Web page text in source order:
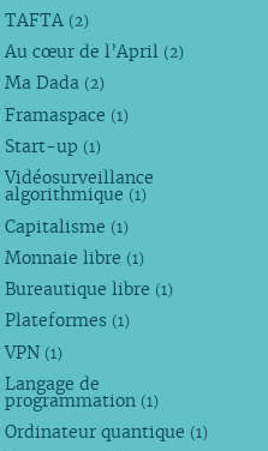
TAFTA (2)
Au cœur de l’April (2)
Ma Dada (2)
Framaspace (1)
Start-up (1)
Vidéosurveillance
algorithmique (1)
Capitalisme (1)
Monnaie libre (1)
Bureautique libre (1)
Plateformes (1)
VPN (1)
Langage de
programmation (1)
Ordinateur quantique (1)